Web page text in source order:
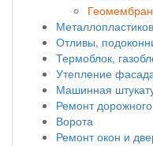
Отливы,
Термоблок,
Утепление
Машинная
Ремонт
Ворота
Ремонт окон и